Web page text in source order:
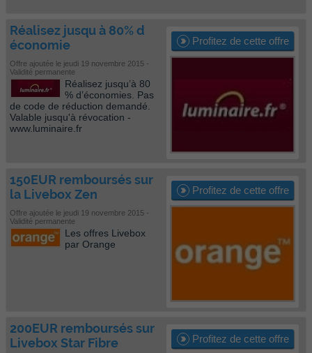
Profitez de cette offre
Réalisez jusqu à 80% d
économie
Offre ajoutée le jeudi 19 novembre 2015 -
Validité permanente
Réalisez jusqu’à 80
% d’économies. Pas
de code de réduction demandé.
Valable jusqu'à révocation -
www.luminaire.fr
Profitez de cette offre
150EUR remboursés sur
la Livebox Zen
Offre ajoutée le jeudi 19 novembre 2015 -
Validité permanente
Les offres Livebox
par Orange
Profitez de cette offre
200EUR remboursés sur
Livebox Star Fibre